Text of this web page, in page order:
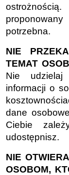
potrzebna.
NIE
TEMAT
Nie
informacji o
dane
Ciebie
udostępnisz.
NIE
OSOBOM,